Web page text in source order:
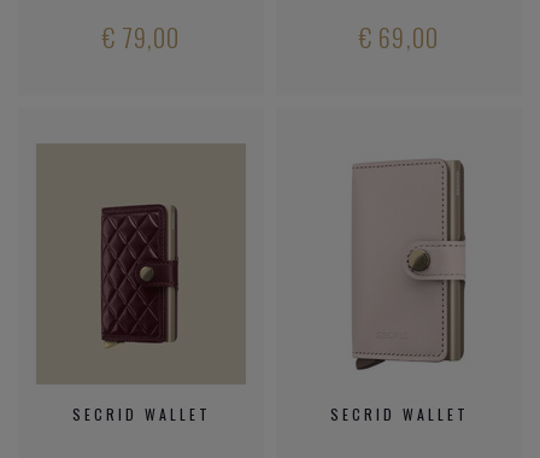
€ 79,00 € 69,00
SECRID WALLET SECRID WALLET